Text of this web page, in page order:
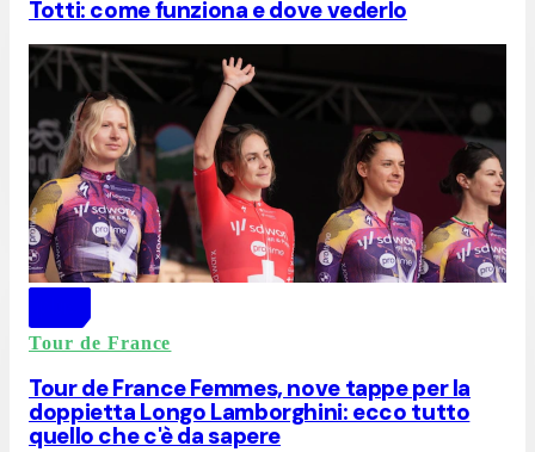
Totti: come funziona e dove vederlo
Tour de France
Tour de France Femmes, nove tappe per la
doppietta Longo Lamborghini: ecco tutto
quello che c'è da sapere